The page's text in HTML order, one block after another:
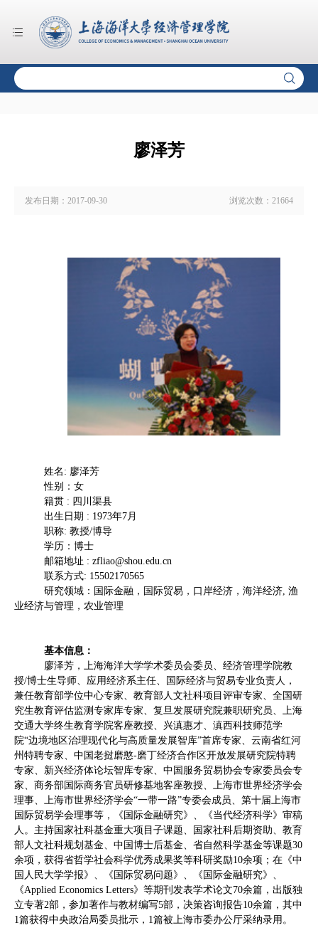
廖泽芳
发布日期： 2017-09-30 浏览次数： 21664
姓名 : 廖泽芳
性别：女
籍贯 : 四川渠县
出生日期 : 1973年7月
职称: 教授/博导
学历：博士
邮箱地址 : zfliao@shou.edu.cn
联系方式: 15502170565
研究领域：国际金融，国际贸易，口岸经济，海洋经济, 渔
业经济与管理，农业管理
基本信息：
廖泽芳，上海海洋大学学术委员会委员、经济管理学院教
授/博士生导师、应用经济系主任、国际经济与贸易专业负责人，
兼任教育部学位中心专家、教育部人文社科项目评审专家、全国研
究生教育评估监测专家库专家、复旦发展研究院兼职研究员、上海
交通大学终生教育学院客座教授、兴滇惠才、滇西科技师范学
院“边境地区治理现代化与高质量发展智库”首席专家、云南省红河
州特聘专家、中国老挝磨憨-磨丁经济合作区开放发展研究院特聘
专家、新兴经济体论坛智库专家、中国服务贸易协会专家委员会专
家、商务部国际商务官员研修基地客座教授、上海市世界经济学会
理事、上海市世界经济学会“一带一路”专委会成员、第十届上海市
国际贸易学会理事等，《国际金融研究》、《当代经济科学》审稿
人。主持国家社科基金重大项目子课题、国家社科后期资助、教育
部人文社科规划基金、中国博士后基金、省自然科学基金等课题30
余项，获得省哲学社会科学优秀成果奖等科研奖励10余项；在《中
国人民大学学报》、《国际贸易问题》、《国际金融研究》、
《Applied Economics Letters》等期刊发表学术论文70余篇，出版独
立专著2部，参加著作与教材编写5部，决策咨询报告10余篇，其中
1篇获得中央政治局委员批示， 1篇被上海市委办公厅采纳录用。